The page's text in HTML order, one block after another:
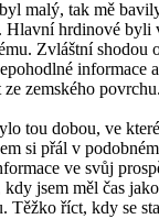
malý, tak mě
Hlavní hrdinové byli
Zvláštní shodou
informace
zemského povrchu.
tou dobou, ve
si přál v
ve svůj
kdy jsem měl čas
Těžko říct, kdy se